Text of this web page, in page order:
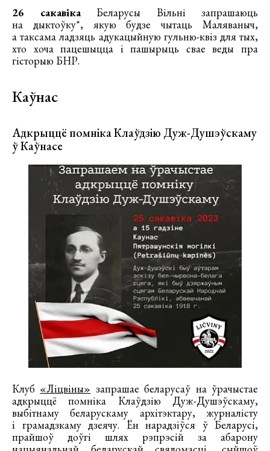
26 сакавіка Беларусы Вільні запрашаюць
на дыктоўку*, якую будзе чытаць Маляваныч,
а таксама ладзяць адукацыйную гульню-квіз для тых,
хто хоча пацешыцца і пашырыць свае веды пра
гісторыю БНР.
Каўнас
Адкрыццё помніка Клаўдзію Дуж-Душэўскаму
ў Каўнасе
Клуб «Ліцвіны» запрашае беларусаў на ўрачыстае
адкрыццё помніка Клаўдзію Дуж-Душэўскаму,
выбітнаму беларускаму архітэктару, журналісту
і грамадзкаму дзеячу. Ён нарадзіўся ў Беларусі,
прайшоў доўгі шлях рэпрэсій за абарону